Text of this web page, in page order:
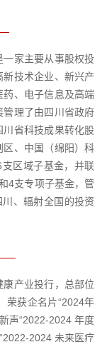
一家主要从事股权投
技术企业、新兴产
药、电子信息及高端
理了由四川省政府
川省科技成果转化股
、中国（绵阳）科
区域子基金，并联
4支专项子基金，管
、辐射全国的投资
产业投行，总部位
荣获企名片“2024年
声“2022-2024 年度
2024 未来医疗